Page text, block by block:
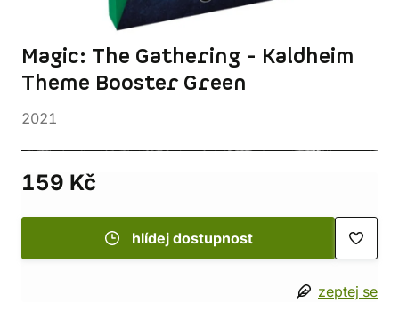
Magic: The Gathering - Kaldheim
Theme Booster Green
2021
159 Kč
hlídej dostupnost
zeptej se